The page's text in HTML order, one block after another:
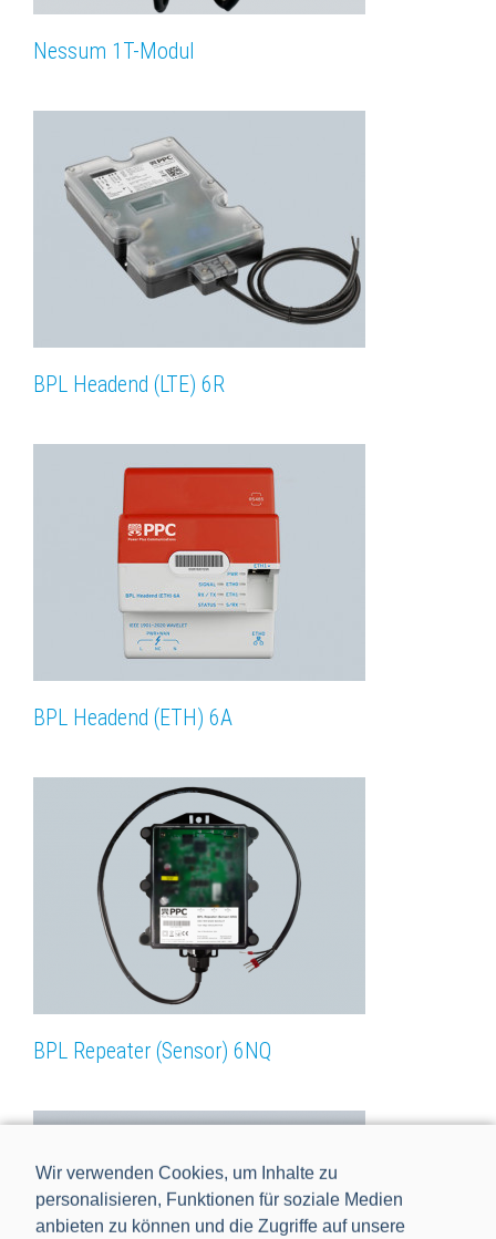
Wir verwenden Cookies, um Inhalte zu
personalisieren, Funktionen für soziale Medien
anbieten zu können und die Zugriffe auf unsere
Nessum 1T-Modul
BPL Headend (LTE) 6R
BPL Headend (ETH) 6A
BPL Repeater (Sensor) 6NQ